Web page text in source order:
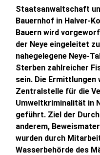
Staatsanwaltschaft
Bauernhof in Halver-
Bauern wird
der Neye eingeleitet
nahegelegene Neye-
Sterben zahlreicher
sein. Die
Zentralstelle für die
Umweltkriminalität in
geführt. Ziel der
anderem,
wurden durch
Wasserbehörde des